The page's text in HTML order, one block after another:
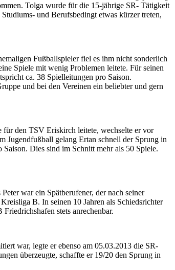
Tolga wurde für die 15-jährige SR- Tätigkeit
und Berufsbedingt etwas kürzer treten,
Fußballspieler fiel es ihm nicht sonderlich
Spiele mit wenig Problemen leitete. Für seinen
ca. 38 Spielleitungen pro Saison.
und bei den Vereinen ein beliebter und gern
für den TSV Eriskirch leitete, wechselte er vor
Jugendfußball gelang Ertan schnell der Sprung in
Dies sind im Schnitt mehr als 50 Spiele.
war ein Spätberufener, der nach seiner
B. In seinen 10 Jahren als Schiedsrichter
stets anrechenbar.
war, legte er ebenso am 05.03.2013 die SR-
überzeugte, schaffte er 19/20 den Sprung in